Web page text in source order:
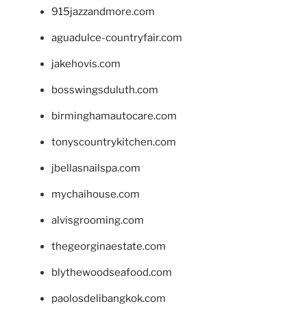
915jazzandmore.com
aguadulce-countryfair.com
jakehovis.com
bosswingsduluth.com
birminghamautocare.com
tonyscountrykitchen.com
jbellasnailspa.com
mychaihouse.com
alvisgrooming.com
thegeorginaestate.com
blythewoodseafood.com
paolosdelibangkok.com